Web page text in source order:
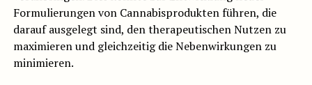
Formulierungen von Cannabisprodukten führen, die
darauf ausgelegt sind, den therapeutischen Nutzen zu
maximieren und gleichzeitig die Nebenwirkungen zu
minimieren.